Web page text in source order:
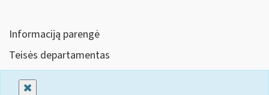
Informaciją parengė
Teisės departamentas